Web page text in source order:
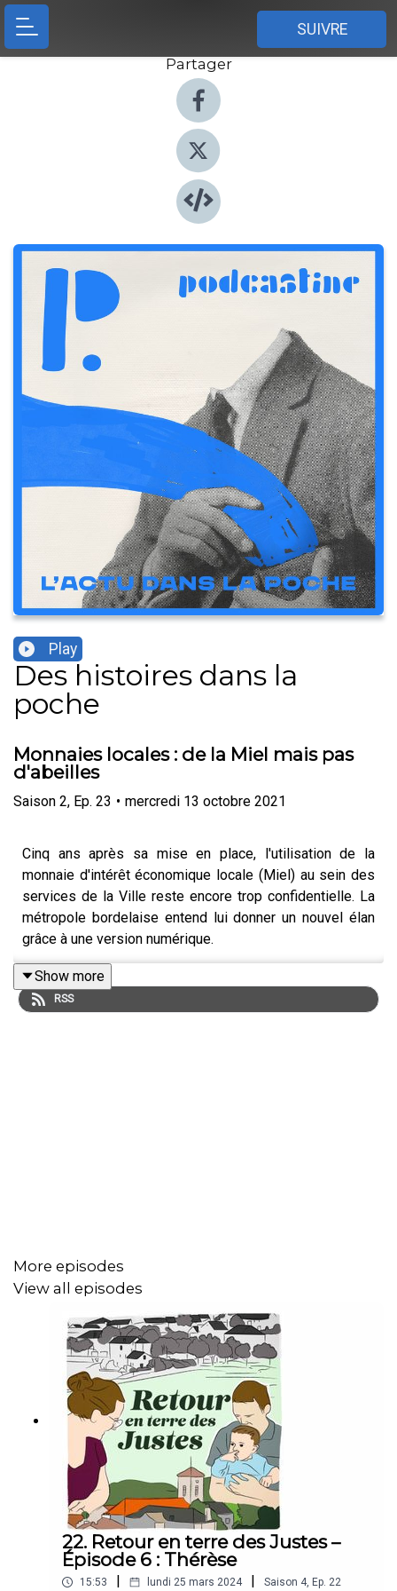
SUIVRE
Partager
Play
Des histoires dans la
poche
Monnaies locales : de la Miel mais pas
d'abeilles
Saison 2, Ep. 23 • mercredi 13 octobre 2021
Cinq ans après sa mise en place, l'utilisation de la
monnaie d'intérêt économique locale (Miel) au sein des
services de la Ville reste encore trop confidentielle. La
métropole bordelaise entend lui donner un nouvel élan
grâce à une version numérique.
Show more
RSS
More episodes
View all episodes
22. Retour en terre des Justes –
Épisode 6 : Thérèse
15:53 lundi 25 mars 2024 Saison 4, Ep. 22